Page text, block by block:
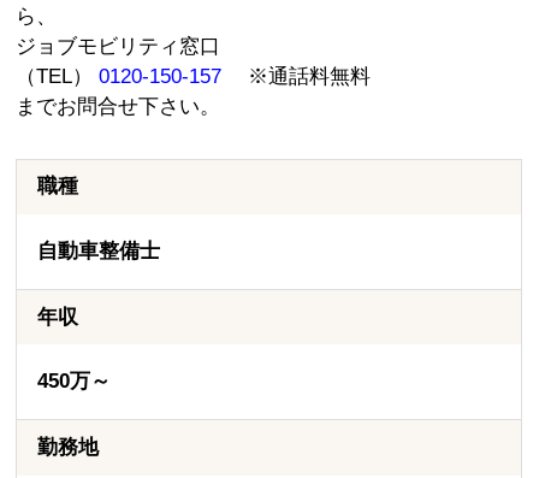
ら、
ジョブモビリティ窓口
（TEL）0120-150-157 ※通話料無料
までお問合せ下さい。
職種
自動車整備士
年収
450万～
勤務地